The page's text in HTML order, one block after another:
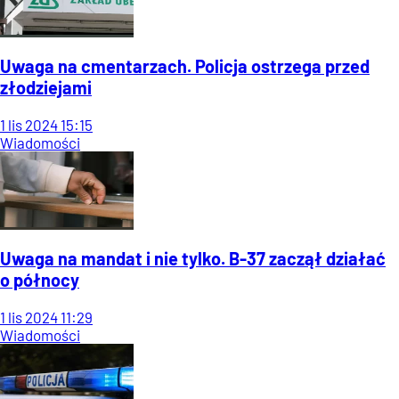
Uwaga na cmentarzach. Policja ostrzega przed
złodziejami
1 lis 2024 15:15
Wiadomości
Uwaga na mandat i nie tylko. B-37 zaczął działać
o północy
1 lis 2024 11:29
Wiadomości